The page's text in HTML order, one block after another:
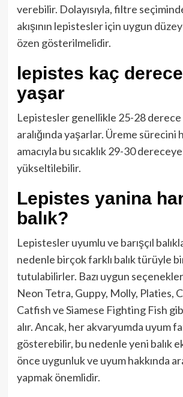
verebilir. Dolayısıyla, filtre
akışının lepistesler için uygun
özen gösterilmelidir.
lepistes kaç
yaşar
Lepistesler genellikle 25-28 derece
aralığında yaşarlar. Üreme sürecini
amacıyla bu sıcaklık 29-30
yükseltilebilir.
Lepistes yanina
balık?
Lepistesler uyumlu ve barışçıl
nedenle birçok farklı balık türüyle
tutulabilirler. Bazı uygun seçenekler
Neon Tetra, Guppy, Molly, Platies,
Catfish ve Siamese Fighting Fish
alır. Ancak, her akvaryumda uyum
gösterebilir, bu nedenle yeni balık
önce uygunluk ve uyum hakkında
yapmak önemlidir.